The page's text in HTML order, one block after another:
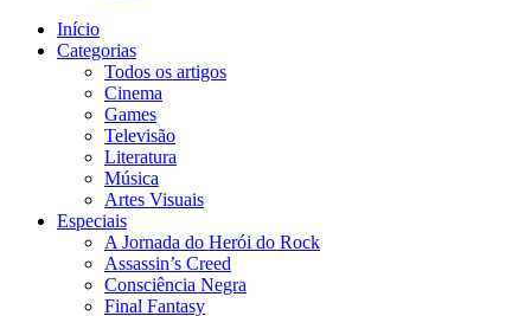
Início
Categorias
Todos os artigos
Cinema
Games
Televisão
Literatura
Música
Artes Visuais
Especiais
A Jornada do Herói do Rock
Assassin’s Creed
Consciência Negra
Final Fantasy